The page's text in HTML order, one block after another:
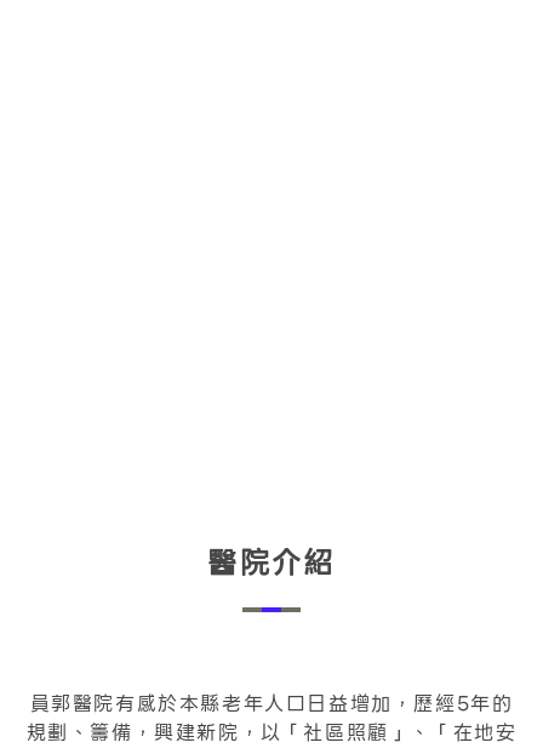
醫院介紹
員郭醫院有感於本縣老年人口日益增加，歷經5年的
規劃、籌備，興建新院，以「社區照顧」、「在地安